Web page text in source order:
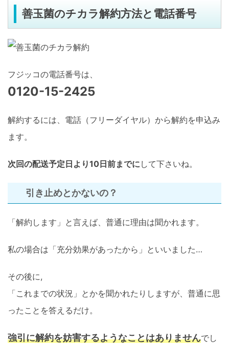
善玉菌のチカラ解約方法と電話番号
フジッコの電話番号は、
0120-15-2425
解約するには、電話（フリーダイヤル）から解約を申込み
ます。
次回の配送予定日より10日前までに して下さいね。
引き止めとかないの？
「解約します」と言えば、普通に理由は聞かれます。
私の場合は「充分効果があったから」といいました…
その後に,
「これまでの状況」とかを聞かれたりしますが、普通に思
ったことを答えるだけ。
強引に解約を妨害するようなことはありませんでし